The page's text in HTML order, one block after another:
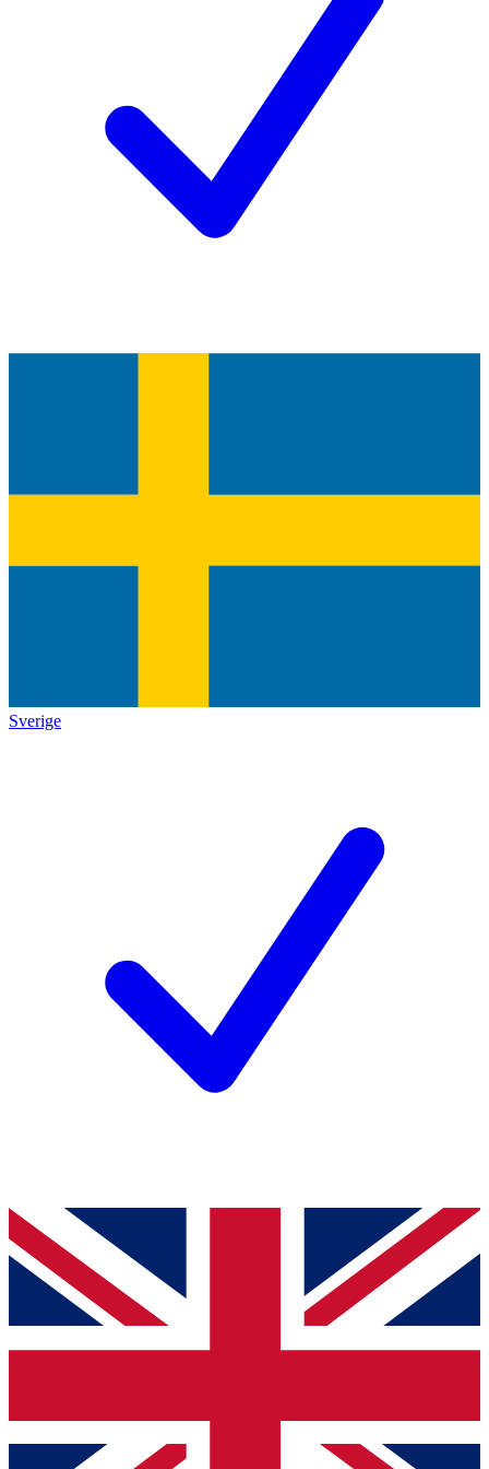
Sverige